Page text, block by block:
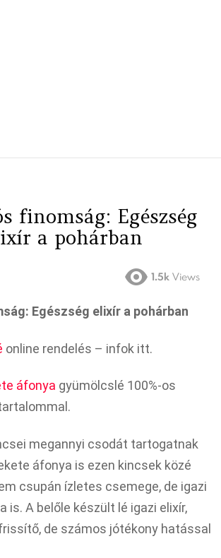
finomság: Egészség
a pohárban
1.5k Views
Egészség elixír a pohárban
online rendelés – infok itt.
áfonya gyümölcslé 100%-os
megannyi csodát tartogatnak
áfonya is ezen kincsek közé
csupán ízletes csemege, de igazi
is. A belőle készült lé igazi elixír,
de számos jótékony hatással